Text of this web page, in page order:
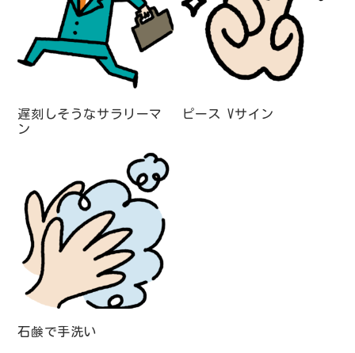
遅刻しそうなサラリーマ
ン
ピース Vサイン
石鹸で手洗い